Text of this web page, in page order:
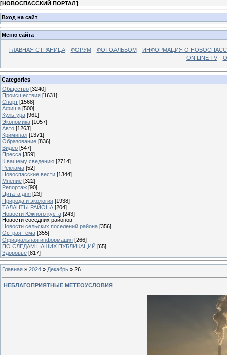
[НОВОСПАССКИЙ ПОРТАЛ]
Вход на сайт
Меню сайта
ГЛАВНАЯ СТРАНИЦА ФОРУМ ФОТОАЛЬБОМ
ИНФОРМАЦИЯ О
ON LINE TV
Categories
Общество [3240]
Происшествия [1631]
Спорт [1568]
Афиша [500]
Культура [961]
Экономика [1057]
Авто [1263]
Криминал [1371]
Образование [836]
Видео [547]
Пресса [359]
К вашему сведению [2714]
Реклама [52]
Новоспасские вести [1344]
Мнение [322]
Репортаж [90]
Цитата дня [23]
Природа и экология [1938]
ТАЛАНТЫ РАЙОНА [204]
Новости Южного куста [243]
Новости соседних районов
Новости сельских поселений района [356]
Острая тема [355]
Официальная информация [266]
ПО СЛЕДАМ НАШИХ ПУБЛИКАЦИЙ [65]
Здоровье [817]
Главная » 2024 » Декабрь » 26
НЕБЛАГОПРИЯТНЫЕ МЕТЕОУСЛОВИЯ